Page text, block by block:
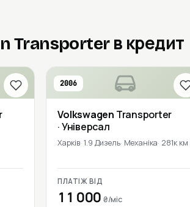
Transporter в кредит
2006
Volkswagen Transporter
· Універсал
Харків 1.9 Дизель Механіка 281к км
ПЛАТІЖ ВІД
11 000₴/міс